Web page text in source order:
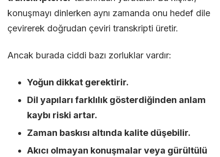
konuşmayı dinlerken aynı zamanda onu hedef dile
çevirerek doğrudan çeviri transkripti üretir.
Ancak burada ciddi bazı zorluklar vardır:
Yoğun dikkat gerektirir.
Dil yapıları farklılık gösterdiğinden anlam
kaybı riski artar.
Zaman baskısı altında kalite düşebilir.
Akıcı olmayan konuşmalar veya gürültülü